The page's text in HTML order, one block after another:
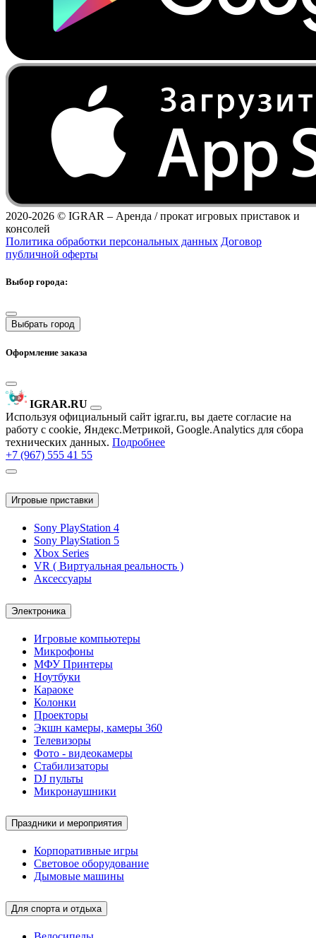
2020-2026 © IGRAR – Аренда / прокат игровых приставок и
консолей
Политика обработки персональных данных Договор
публичной оферты
Выбор города:
Выбрать город
Оформление заказа
IGRAR.RU
Используя официальный сайт igrar.ru, вы даете согласие на
работу с cookie, Яндекс.Метрикой, Google.Analytics для сбора
технических данных. Подробнее
+7 (967) 555 41 55
Игровые приставки
Sony PlayStation 4
Sony PlayStation 5
Xbox Series
VR ( Виртуальная реальность )
Аксессуары
Электроника
Игровые компьютеры
Микрофоны
МФУ Принтеры
Ноутбуки
Караоке
Колонки
Проекторы
Экшн камеры, камеры 360
Телевизоры
Фото - видеокамеры
Стабилизаторы
DJ пульты
Микронаушники
Праздники и мероприятия
Корпоративные игры
Световое оборудование
Дымовые машины
Для спорта и отдыха